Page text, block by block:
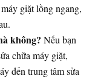
giặt lồng ngang,
không? Nếu bạn
chữa máy giặt,
đến trung tâm sửa